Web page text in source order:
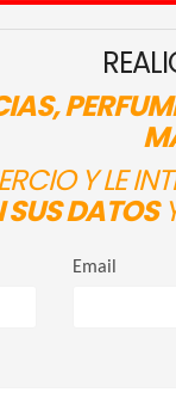
Y LE
DATOS
Email